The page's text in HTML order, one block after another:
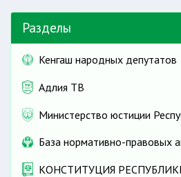
Разделы
Кенгаш народных депутатов
Адлия ТВ
Министерство юстиции
База нормативно-правовых
КОНСТИТУЦИЯ